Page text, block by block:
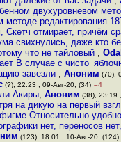
двухуровневом
редактирования
отмирает, причём
свихнулись, даже кто
что не тайловый ,
В случае с
завезли , Аноним (70),
(?), 22:23 , 09-Авг-20, (34) –4
Акиры, Аноним (38), 23:19
на дикую на первый
Относительно
нет, переносов
(123), 18:01 , 10-Авг-20, (124)